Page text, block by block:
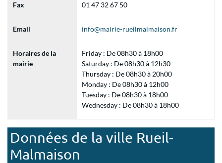
Fax 01 47 32 67 50
Email info@mairie-rueilmalmaison.fr
Horaires de la
mairie
Friday : De 08h30 à 18h00
Saturday : De 08h30 à 12h30
Thursday : De 08h30 à 20h00
Monday : De 08h30 à 12h00
Tuesday : De 08h30 à 18h00
Wednesday : De 08h30 à 18h00
Données de la ville Rueil-
Malmaison